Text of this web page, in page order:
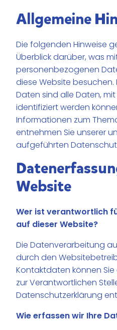
Allgemeine
Die folgenden Hinweise
Überblick darüber, was
personenbezogenen
diese Website
Daten sind alle Daten,
identifiziert werden
Informationen zum
entnehmen Sie unserer
aufgeführten
Website
Wer ist verantwortlich
auf dieser Website?
Die Datenverarbeitung
durch den
Kontaktdaten können Sie
zur Verantwortlichen
Datenschutzerklärung
Wie erfassen wir Ihre